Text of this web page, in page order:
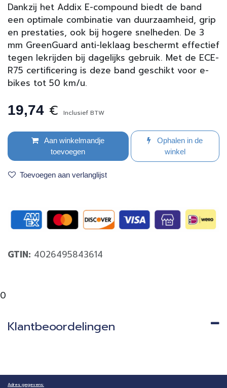
Dankzij het Addix E-compound biedt de band
een optimale combinatie van duurzaamheid, grip
en prestaties, ook bij hogere snelheden. De 3
mm GreenGuard anti-leklaag beschermt effectief
tegen lekrijden bij dagelijks gebruik. Met de ECE-
R75 certificering is deze band geschikt voor e-
bikes tot 50 km/u.
19,74 € Inclusief BTW
Aan winkelmandje
toevoegen
Ophalen in de
winkel
Toevoegen aan verlanglijst
GTIN: 4026495843614
0
Klantbeoordelingen
Adres gegevens: